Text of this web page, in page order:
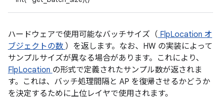
ハードウェアで使用可能なバッチサイズ（ FlpLocation オ
ブジェクトの数 ）を返します。なお、HW の実装によって
サンプルサイズが異なる場合があります。これにより、
FlpLocation の形式で定義されたサンプル数が返されま
す。これは、バッチ処理間隔と AP を復帰させるかどうか
を決定するために上位レイヤで使用されます。